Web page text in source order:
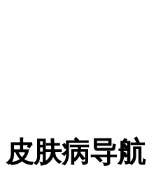
皮肤病导航